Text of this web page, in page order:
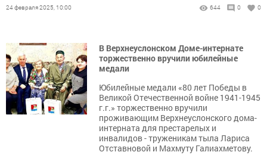
24 февраля 2025, 10:00 644 0 0
В Верхнеуслонском Доме-интернате
торжественно вручили юбилейные
медали
Юбилейные медали «80 лет Победы в
Великой Отечественной войне 1941-1945
г.г.» торжественно вручили
проживающим Верхнеуслонского дома-
интерната для престарелых и
инвалидов - труженикам тыла Лариса
Отставновой и Махмуту Галиахметову.